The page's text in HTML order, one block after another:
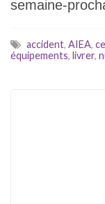
semaine-
accident, AIEA,
équipements, livrer,